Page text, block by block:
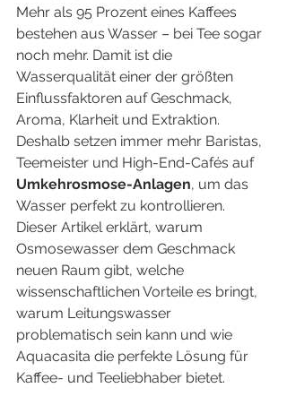
Mehr als 95 Prozent eines Kaffees
bestehen aus Wasser – bei Tee sogar
noch mehr. Damit ist die
Wasserqualität einer der größten
Einflussfaktoren auf Geschmack,
Aroma, Klarheit und Extraktion.
Deshalb setzen immer mehr Baristas,
Teemeister und High-End-Cafés auf
Umkehrosmose-Anlagen, um das
Wasser perfekt zu kontrollieren.
Dieser Artikel erklärt, warum
Osmosewasser dem Geschmack
neuen Raum gibt, welche
wissenschaftlichen Vorteile es bringt,
warum Leitungswasser
problematisch sein kann und wie
Aquacasita die perfekte Lösung für
Kaffee- und Teeliebhaber bietet.